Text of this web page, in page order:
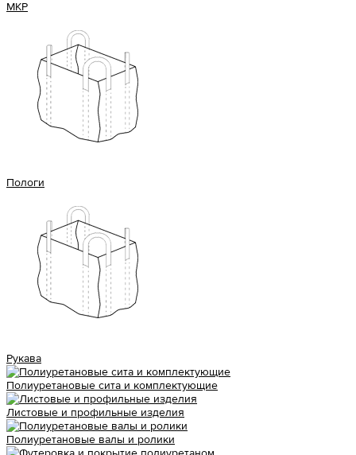
МКР
Пологи
Рукава
Полиуретановые сита и комплектующие
Листовые и профильные изделия
Полиуретановые валы и ролики